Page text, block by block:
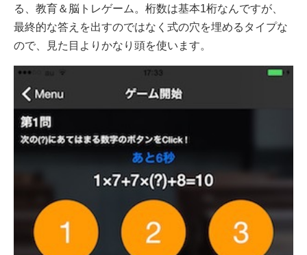
る、教育＆脳トレゲーム。桁数は基本1桁なんですが、
最終的な答えを出すのではなく式の穴を埋めるタイプな
ので、見た目よりかなり頭を使います。